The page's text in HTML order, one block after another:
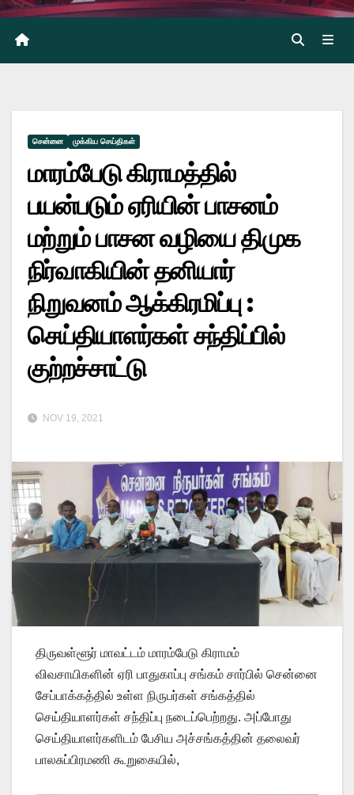
சென்னை முக்கிய செய்திகள்
மாரம்பேடு கிராமத்தில்
பயன்படும் ஏரியின் பாசனம்
மற்றும் பாசன வழியை திமுக
நிர்வாகியின் தனியார்
நிறுவனம் ஆக்கிரமிப்பு :
செய்தியாளர்கள் சந்திப்பில்
குற்றச்சாட்டு
NOV 19, 2021
திருவள்ளூர் மாவட்டம் மாரம்பேடு கிராமம்
விவசாயிகளின் ஏரி பாதுகாப்பு சங்கம் சார்பில் சென்னை
சேப்பாக்கத்தில் உள்ள நிருபர்கள் சங்கத்தில்
செய்தியாளர்கள் சந்திப்பு நடைப்பெற்றது. அப்போது
செய்தியாளர்களிடம் பேசிய அச்சங்கத்தின் தலைவர்
பாலசுப்பிரமணி கூறுகையில்,